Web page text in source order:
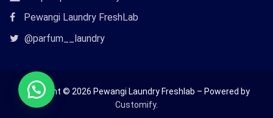
Shopee
Pewangi Laundry FreshLab
Tautan@parfum__laundry
Copyright © 2026 Pewangi Laundry Freshlab – Powered by
Customify.